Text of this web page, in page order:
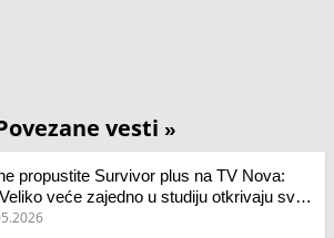
vesti »
propustite Survivor plus na TV Nova:
veće zajedno u studiju otkrivaju sve
na ostrvu